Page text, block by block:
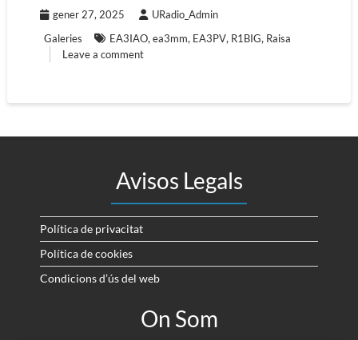
gener 27, 2025
URadio_Admin
Galeries
EA3IAO,ea3mm, EA3PV, R1BIG, Raisa
Leave a comment
Avisos Legals
Política de privacitat
Política de cookies
Condicions d’ús del web
On Som